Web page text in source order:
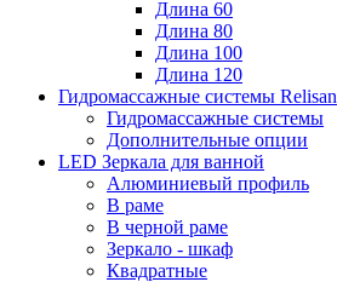
Длина 60
Длина 80
Длина 100
Длина 120
Гидромассажные системы Relisan
Гидромассажные системы
Дополнительные опции
LED Зеркала для ванной
Алюминиевый профиль
В раме
В черной раме
Зеркало - шкаф
Квадратные